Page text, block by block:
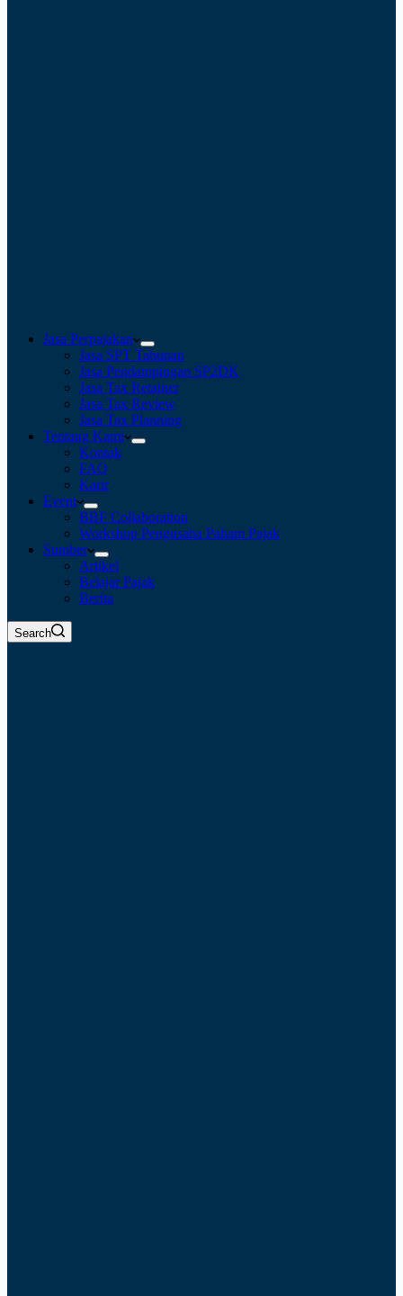
Jasa Perpajakan
Jasa SPT Tahunan
Jasa Pendampingan SP2DK
Jasa Tax Retainer
Jasa Tax Review
Jasa Tax Planning
Tentang Kami
Kontak
FAQ
Karir
Event
BBF Collaboration
Workshop Pengusaha Paham Pajak
Sumber
Artikel
Belajar Pajak
Berita
Search